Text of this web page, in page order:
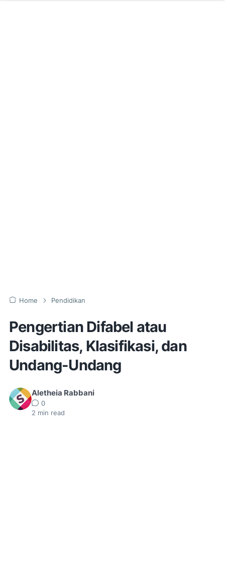
Home Pendidikan
Pengertian Difabel atau
Disabilitas, Klasifikasi, dan
Undang-Undang
Aletheia Rabbani
0
2 min read